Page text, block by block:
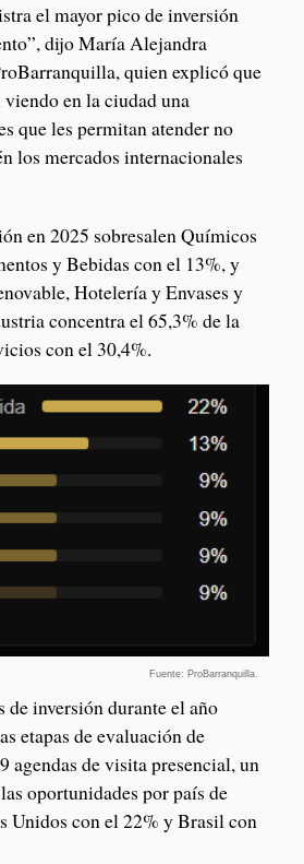
el mayor pico de inversión
dijo María Alejandra
quien explicó que
en la ciudad una
que les permitan atender no
los mercados internacionales
en 2025 sobresalen Químicos
y Bebidas con el 13%, y
Hotelería y Envases y
concentra el 65,3% de la
con el 30,4%.
Fuente: ProBarranquilla.
inversión durante el año
etapas de evaluación de
de visita presencial, un
oportunidades por país de
Unidos con el 22% y Brasil con